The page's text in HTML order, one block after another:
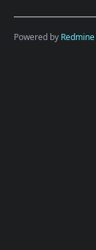
Powered by Redmine